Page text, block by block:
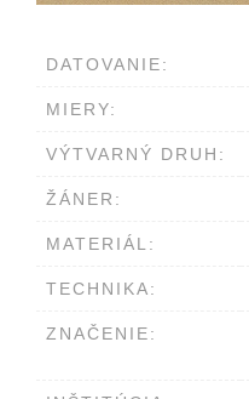
DATOVANIE:
MIERY:
VÝTVARNÝ DRUH:
ŽÁNER:
MATERIÁL:
TECHNIKA:
ZNAČENIE: